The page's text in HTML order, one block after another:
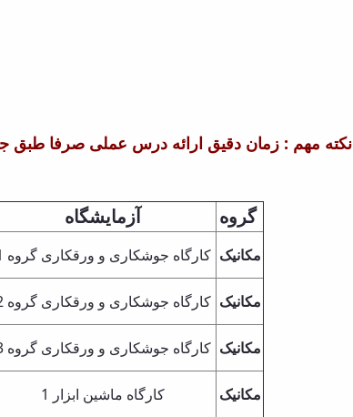
نکته مهم : زمان دقیق ارائه درس عملی صرفا طبق
آزمایشگاه گروه
کارگاه جوشکاری و ورقکاری گروه 1 مکانیک
کارگاه جوشکاری و ورقکاری گروه 2 مکانیک
کارگاه جوشکاری و ورقکاری گروه 3 مکانیک
کارگاه ماشین ابزار 1 مکانیک